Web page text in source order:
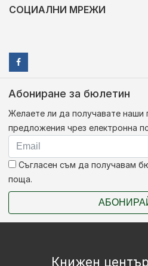
СОЦИАЛНИ МРЕЖИ
Абониране за бюлетин
Желаете ли да получавате наши
предложения чрез електронна
Съгласен съм да получавам
поща.
Книжен